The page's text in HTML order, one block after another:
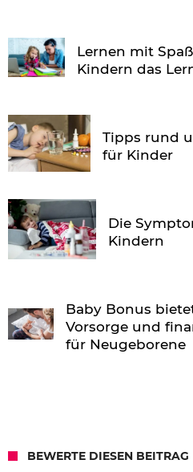
Lernen mit
Kindern das
Tipps rund
für Kinder
Die
Kindern
Baby Bonus
Vorsorge und
für Neugeborene
BEWERTE DIESEN BEITRAG